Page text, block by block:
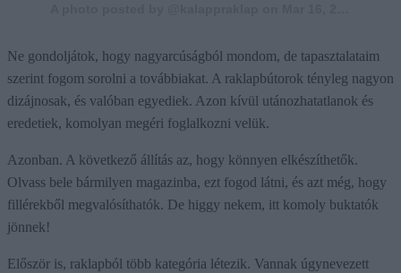
Ne gondoljátok, hogy nagyarcúságból mondom, de tapasztalataim
szerint fogom sorolni a továbbiakat. A raklapbútorok tényleg nagyon
dizájnosak, és valóban egyediek. Azon kívül utánozhatatlanok és
eredetiek, komolyan megéri foglalkozni velük.
Azonban. A következő állítás az, hogy könnyen elkészíthetők.
Olvass bele bármilyen magazinba, ezt fogod látni, és azt még, hogy
fillérekből megvalósíthatók. De higgy nekem, itt komoly buktatók
jönnek!
Először is, raklapból több kategória létezik. Vannak úgynevezett